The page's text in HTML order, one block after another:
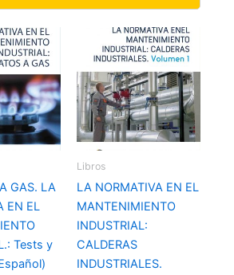
GAS. LA
EN EL
Tests y
Libros
LA NORMATIVA EN EL
MANTENIMIENTO
INDUSTRIAL:
CALDERAS
INDUSTRIALES.